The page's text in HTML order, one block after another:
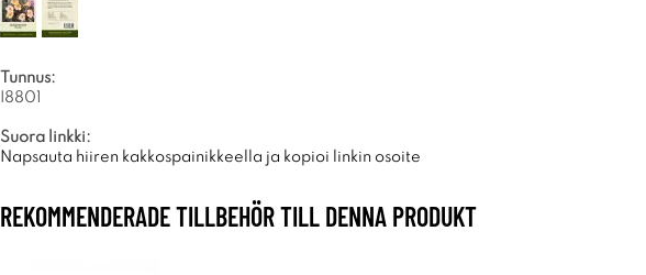
Tunnus:
I8801
Suora linkki:
Napsauta hiiren kakkospainikkeella ja kopioi linkin osoite
REKOMMENDERADE TILLBEHÖR TILL DENNA PRODUKT